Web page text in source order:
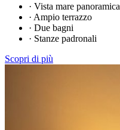
· Vista mare panoramica
· Ampio terrazzo
· Due bagni
· Stanze padronali
Scopri di più